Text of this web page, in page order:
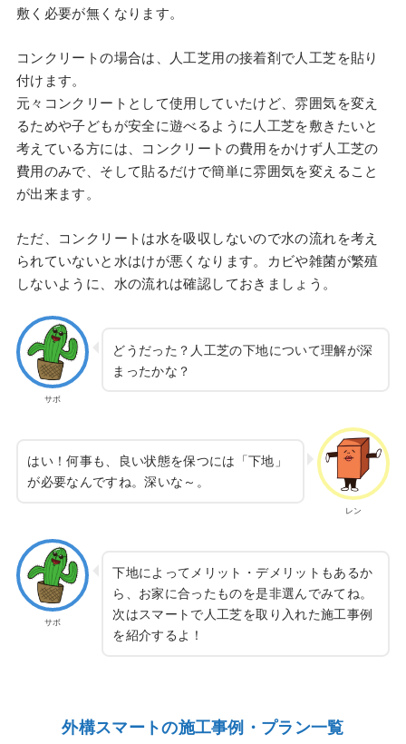
敷く必要が無くなります。
コンクリートの場合は、人工芝用の接着剤で人工芝を貼り
付けます。
元々コンクリートとして使用していたけど、雰囲気を変え
るためや子どもが安全に遊べるように人工芝を敷きたいと
考えている方には、コンクリートの費用をかけず人工芝の
費用のみで、そして貼るだけで簡単に雰囲気を変えること
が出来ます。
ただ、コンクリートは水を吸収しないので水の流れを考え
られていないと水はけが悪くなります。カビや雑菌が繁殖
しないように、水の流れは確認しておきましょう。
サボ
どうだった？人工芝の下地について理解が深
まったかな？
レン
はい！何事も、良い状態を保つには「下地」
が必要なんですね。深いな～。
サボ
下地によってメリット・デメリットもあるか
ら、お家に合ったものを是非選んでみてね。
次はスマートで人工芝を取り入れた施工事例
を紹介するよ！
外構スマートの施工事例・プラン一覧